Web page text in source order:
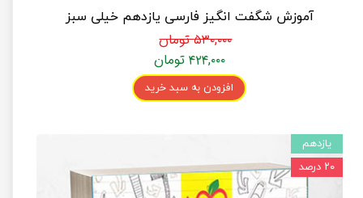
آموزش شگفت انگیز فارسی یازدهم خیلی سبز
۵۳۰,۰۰۰ تومان
۴۲۴,۰۰۰ تومان
افزودن به سبد خرید
یازدهم
۲۰ درصد